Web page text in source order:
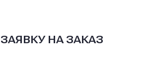
НА ЗАКАЗ